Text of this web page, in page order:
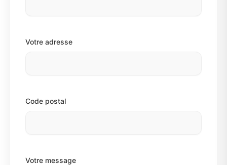
Votre adresse
Code postal
Votre message